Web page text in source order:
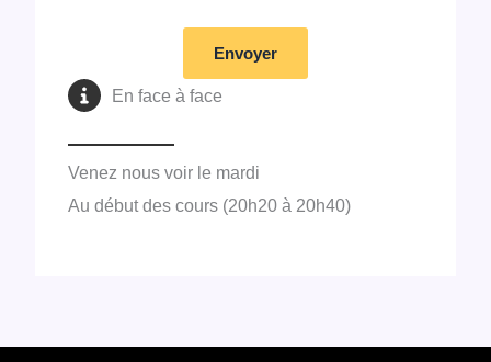
Envoyer
En face à face
Venez nous voir le mardi
Au début des cours (20h20 à 20h40)